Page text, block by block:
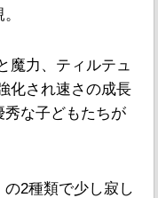
魔力、ティルテュ
化され速さの成長
な子どもたちが
2種類で少し寂し